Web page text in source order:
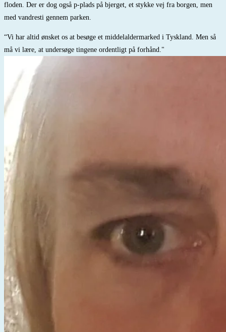
floden. Der er dog også p-plads på bjerget, et stykke vej fra borgen, men
med vandresti gennem parken.
“Vi har altid ønsket os at besøge et middelaldermarked i Tyskland. Men så
må vi lære, at undersøge tingene ordentligt på forhånd."